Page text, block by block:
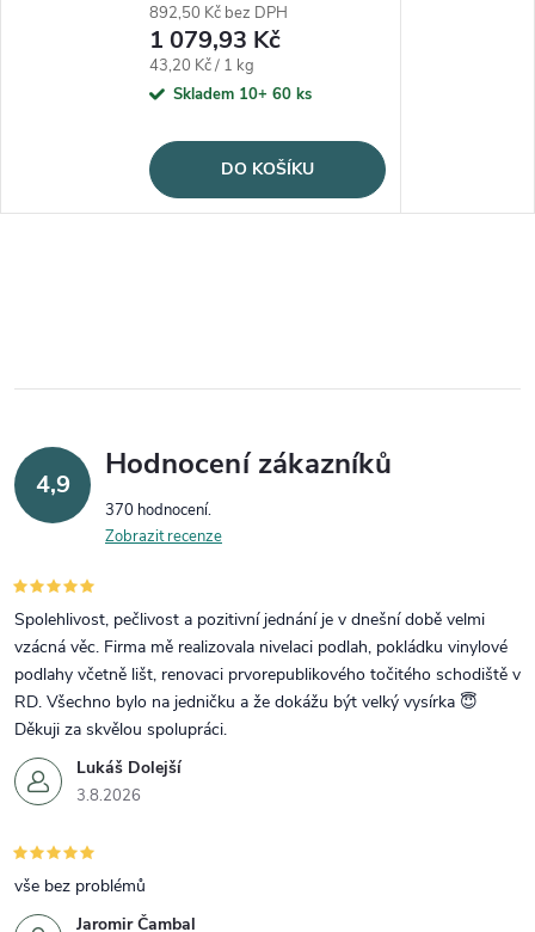
892,50 Kč bez DPH
1 079,93 Kč
Měrná cena:
43,20 Kč / 1 kg
Skladem 10+ 60 ks
DO KOŠÍKU
4,9
Hodnocení zákazníků
370 hodnocení
Zobrazit recenze
Lukáš Dolejší
3.8.2026
Spolehlivost, pečlivost a pozitivní jednání je v dnešní době velmi
vzácná věc. Firma mě realizovala nivelaci podlah, pokládku vinylové
podlahy včetně lišt, renovaci prvorepublikového točitého schodiště v
RD. Všechno bylo na jedničku a že dokážu být velký vysírka 😇
Děkuji za skvělou spolupráci.
Jaromir Čambal
vše bez problémů